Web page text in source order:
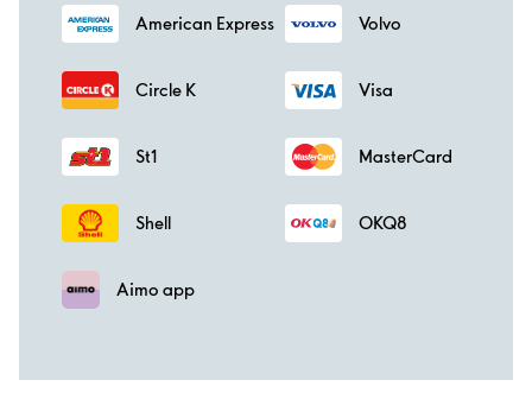
American Express Volvo
Circle K Visa
St1 MasterCard
Shell OKQ8
Aimo app